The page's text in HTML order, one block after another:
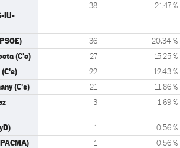
IU-
38 21,47 %
36 20,34 %
(C's) 27 15,25 %
22 12,43 %
(C's) 21 11,86 %
3 1,69 %
1 0,56 %
1 0,56 %